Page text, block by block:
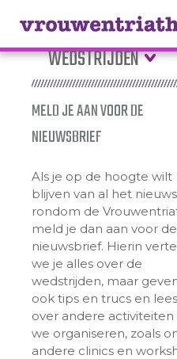
WEDSTRIJDEN
MELD JE AAN VOOR DE
NIEUWSBRIEF
Als je op de hoogte wilt
blijven van al het nieuws
rondom de
meld je dan aan voor de
nieuwsbrief. Hierin
we je alles over de
wedstrijden, maar
ook tips en trucs en
over andere activiteiten
we organiseren, zoals
andere clinics en